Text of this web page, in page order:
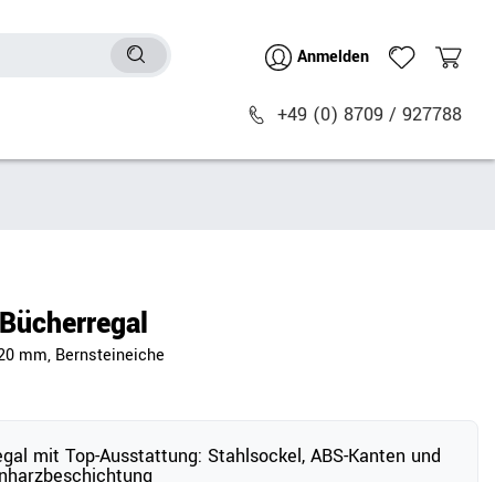
Anmelden
+49 (0) 8709 / 927788
Polstermöbel
Barhocker
mm, Bernsteineiche
mit Top-Ausstattung: Stahlsockel, ABS-Kanten und